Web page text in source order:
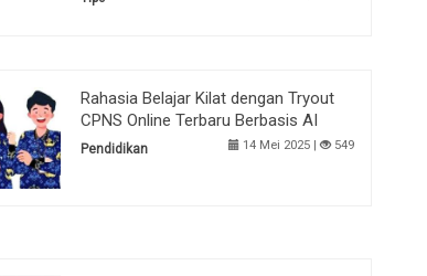
Rahasia Belajar Kilat dengan Tryout
CPNS Online Terbaru Berbasis AI
Pendidikan 14 Mei 2025 | 549